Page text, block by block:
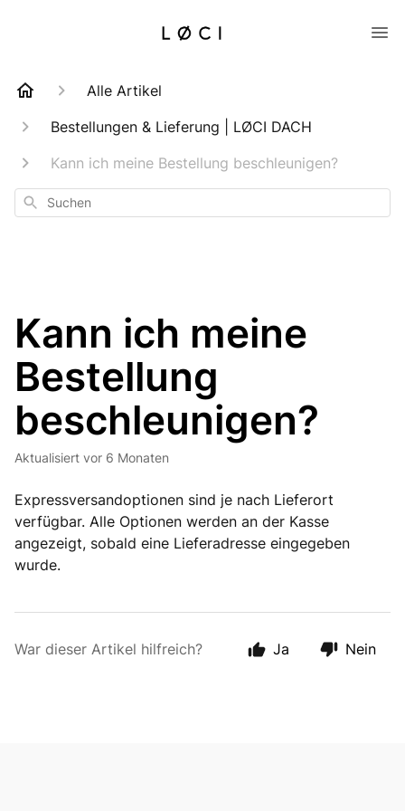
Alle Artikel
Bestellungen & Lieferung | LØCI DACH
Kann ich meine Bestellung beschleunigen?
Suchen
Kann ich meine
Bestellung
beschleunigen?
Aktualisiert vor 6 Monaten
Expressversandoptionen sind je nach Lieferort
verfügbar. Alle Optionen werden an der Kasse
angezeigt, sobald eine Lieferadresse eingegeben
wurde.
War dieser Artikel hilfreich? Ja Nein